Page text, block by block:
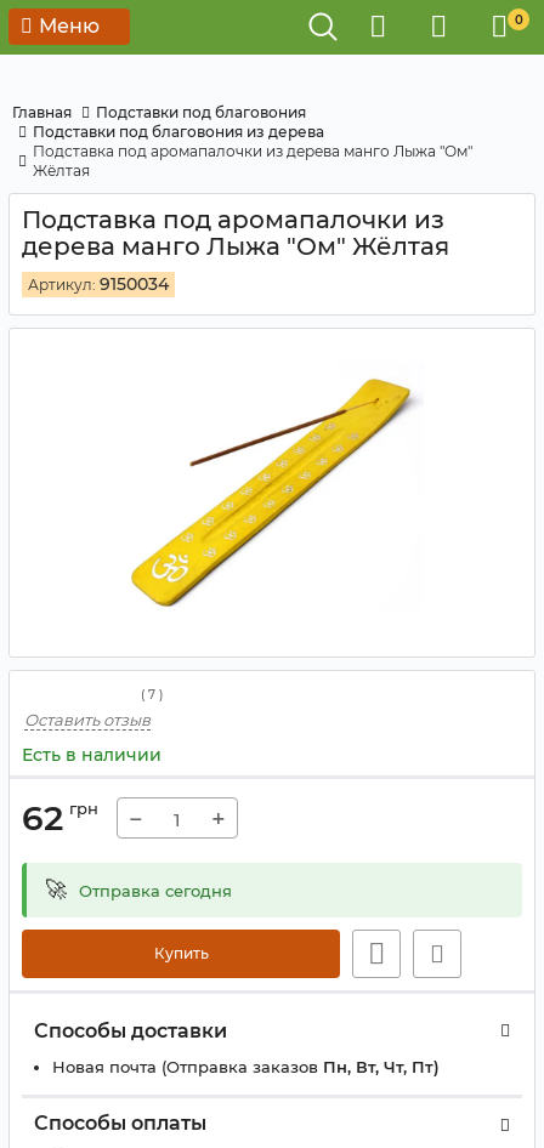
Меню 0
Главная
Подставки под благовония
Подставки под благовония из дерева
Подставка под аромапалочки из дерева манго Лыжа "Ом"
Жёлтая
Подставка под аромапалочки из
дерева манго Лыжа "Ом" Жёлтая
Артикул: 9150034
( 7 )
Оставить отзыв
Есть в наличии
62 грн − +
🚀 Отправка сегодня
Купить
Способы доставки
Новая почта (Отправка заказов Пн, Вт, Чт, Пт)
Способы оплаты